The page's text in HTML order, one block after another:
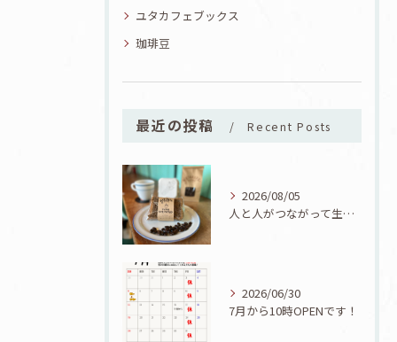
ユタカフェブックス
珈琲豆
最近の投稿 Recent Posts
2026/08/05
人と人がつながって生まれた一品！ユタカフェオリジナルコーヒーシフォン誕生！
2026/06/30
7月から10時OPENです！